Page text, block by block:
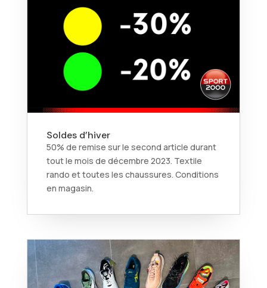
Soldes d’hiver
50% de remise sur le second article durant
tout le mois de décembre 2023. Textile
rando et toutes les chaussures. Conditions
en magasin.